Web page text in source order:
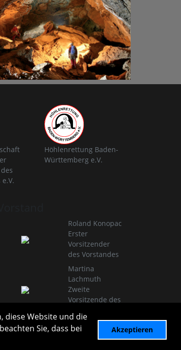
diese Website und die
Sie, dass bei
Akzeptieren
Höhlenrettung Baden-
Württemberg e.V.
Roland Konopac
Erster
Vorsitzender
des Vorstandes
Martina
Lachmuth
Zweite
Vorsitzende des
Infos zur Vereinsleitung